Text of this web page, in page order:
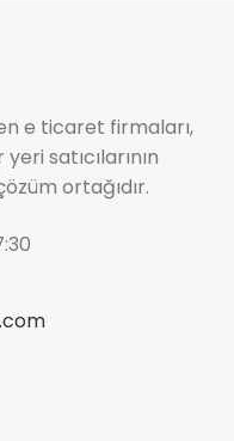
e ticaret firmaları,
satıcılarının
ortağıdır.